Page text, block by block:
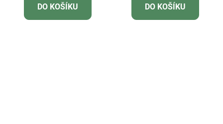
DO KOŠÍKU DO KOŠÍKU